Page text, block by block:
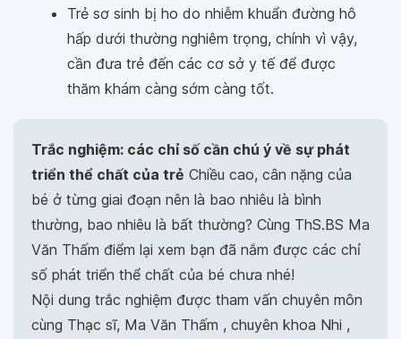
Trẻ sơ sinh bị ho do nhiễm khuẩn đường hô
hấp dưới thường nghiêm trọng, chính vì vậy,
cần đưa trẻ đến các cơ sở y tế để được
thăm khám càng sớm càng tốt.
Trắc nghiệm: các chỉ số cần chú ý về sự phát
triển thể chất của trẻ Chiều cao, cân nặng của
bé ở từng giai đoạn nên là bao nhiêu là bình
thường, bao nhiêu là bất thường? Cùng ThS.BS Ma
Văn Thấm điểm lại xem bạn đã nắm được các chỉ
số phát triển thể chất của bé chưa nhé!
Nội dung trắc nghiệm được tham vấn chuyên môn
cùng Thạc sĩ, Ma Văn Thấm , chuyên khoa Nhi ,